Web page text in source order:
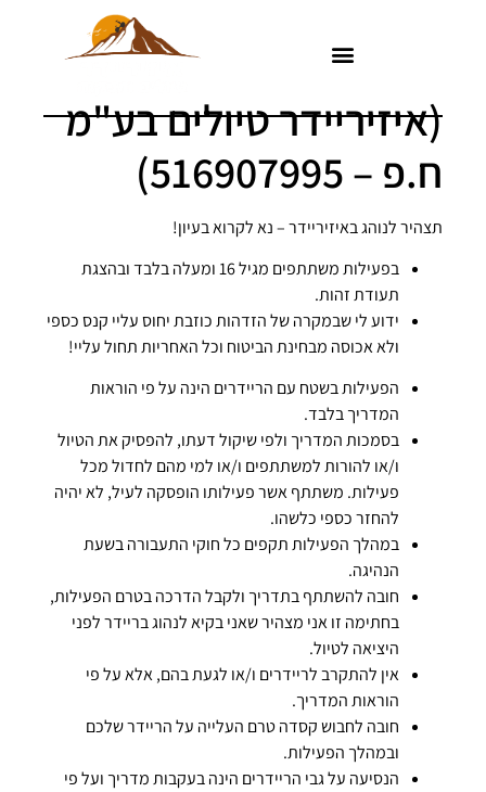
(איזיריידר טיולים בע"מ
ח.פ – 516907995)
תצהיר לנוהג באיזיריידר – נא לקרוא בעיון!
בפעילות משתתפים מגיל 16 ומעלה בלבד ובהצגת
תעודת זהות.
ידוע לי שבמקרה של הזדהות כוזבת יחוס עליי קנס כספי
ולא אכוסה מבחינת הביטוח וכל האחריות תחול עליי!
הפעילות בשטח עם הריידרים הינה על פי הוראות
המדריך בלבד.
בסמכות המדריך ולפי שיקול דעתו, להפסיק את הטיול
ו/או להורות למשתתפים ו/או למי מהם לחדול מכל
פעילות. משתתף אשר פעילותו הופסקה לעיל, לא יהיה
להחזר כספי כלשהו.
במהלך הפעילות תקפים כל חוקי התעבורה בשעת
הנהיגה.
חובה להשתתף בתדריך ולקבל הדרכה בטרם הפעילות,
בחתימה זו אני מצהיר שאני בקיא לנהוג בריידר לפני
היציאה לטיול.
אין להתקרב לריידרים ו/או לגעת בהם, אלא על פי
הוראות המדריך.
חובה לחבוש קסדה טרם העלייה על הריידר שלכם
ובמהלך הפעילות.
הנסיעה על גבי הריידרים הינה בעקבות מדריך ועל פי